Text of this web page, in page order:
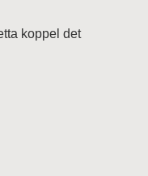
koppel det